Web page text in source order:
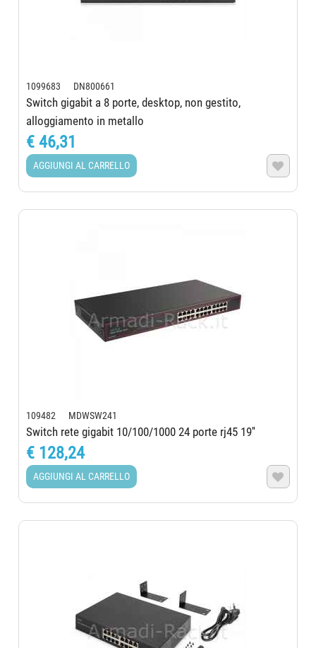
1099683 DN800661
Switch gigabit a 8 porte, desktop, non gestito,
alloggiamento in metallo
€ 46,31
AGGIUNGI AL CARRELLO 
109482 MDWSW241
Switch rete gigabit 10/100/1000 24 porte rj45 19''
€ 128,24
AGGIUNGI AL CARRELLO 